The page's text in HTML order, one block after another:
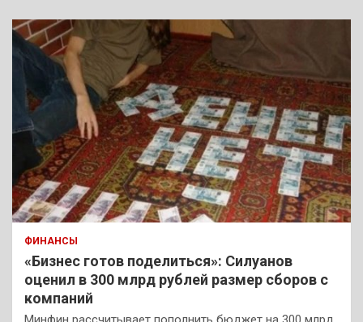
ФИНАНСЫ
«Бизнес готов поделиться»: Силуанов
оценил в 300 млрд рублей размер сборов с
компаний